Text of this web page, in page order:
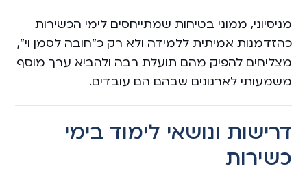
מניסיוני, ממוני בטיחות שמתייחסים לימי הכשירות
כהזדמנות אמיתית ללמידה ולא רק כ”חובה לסמן וי”,
מצליחים להפיק מהם תועלת רבה ולהביא ערך מוסף
משמעותי לארגונים שבהם הם עובדים.
דרישות ונושאי לימוד בימי
כשירות